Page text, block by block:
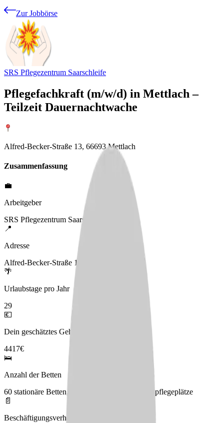
Zur Jobbörse
SRS Pflegezentrum Saarschleife
Pflegefachkraft (m/w/d) in Mettlach –
Teilzeit Dauernachtwache
Alfred-Becker-Straße 13, 66693 Mettlach
Zusammenfassung
💼
Arbeitgeber
SRS Pflegezentrum Saarschleife
📍
Adresse
Alfred-Becker-Straße 13, 66693 Mettlach
🌴
Urlaubstage pro Jahr
29
💶
Dein geschätztes Gehalt
4417€
🛌
Anzahl der Betten
60 stationäre Betten, 4 Kurzzeitbetten, 14 Tagespflegeplätze
📄
Beschäftigungsverhältnis